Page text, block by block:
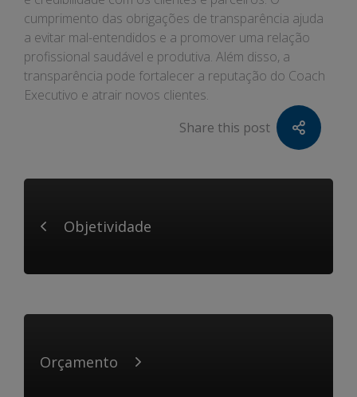
cumprimento das obrigações de transparência ajuda
a evitar mal-entendidos e a promover uma relação
profissional saudável e produtiva. Além disso, a
transparência pode fortalecer a reputação do Coach
Executivo e atrair novos clientes.
Share this post
Objetividade
Orçamento